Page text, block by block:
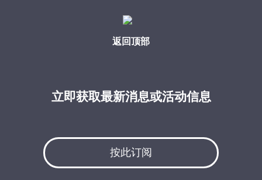
返回顶部
立即获取最新消息或活动信息
按此订阅